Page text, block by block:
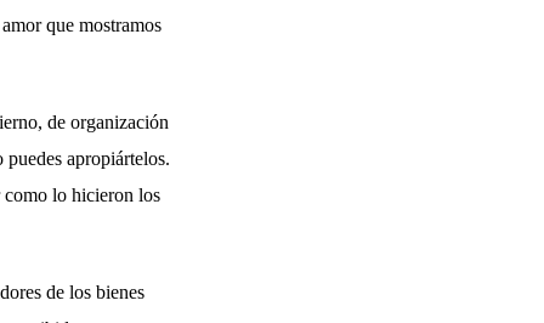
que mostramos
de organización
apropiártelos.
como lo hicieron los
de los bienes